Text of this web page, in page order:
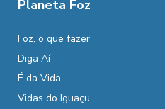
Planeta Foz
Foz, o que fazer
Diga Aí
É da Vida
Vidas do Iguaçu